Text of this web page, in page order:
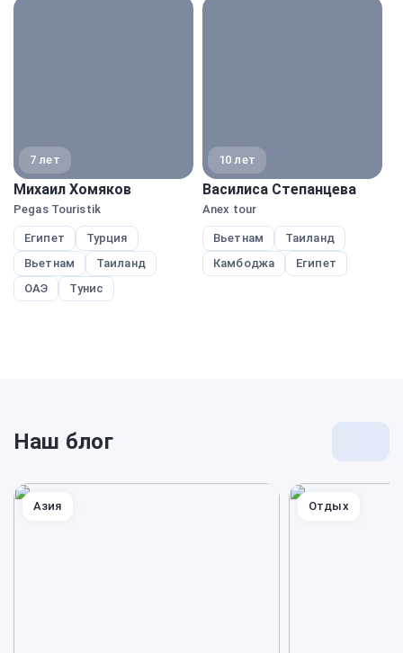
7 лет
Михаил Хомяков
Pegas Touristik
Египет
Турция
Вьетнам
Таиланд
ОАЭ
Тунис
10 лет
Василиса Степанцева
Anex tour
Вьетнам
Таиланд
Камбоджа
Египет
Наш блог
Азия Отдых